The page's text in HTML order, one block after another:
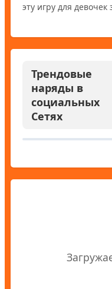
эту игру для
Трендовые
наряды в
социальных
Сетях